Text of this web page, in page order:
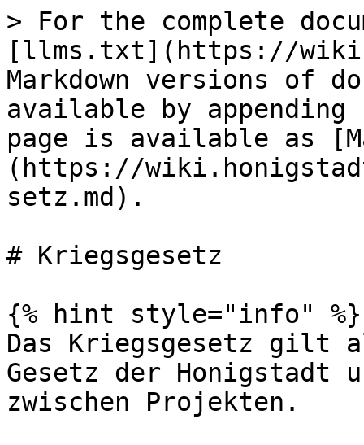
> For the complete
[llms.txt](https://
Markdown versions of
available by
page is available as
(https://
setz.md).
# Kriegsgesetz
{% hint style="info" %}
Das Kriegsgesetz gilt
Gesetz der
zwischen Projekten.